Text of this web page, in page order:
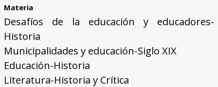
Materia
Desafíos de la educación y educadores-
Historia
Municipalidades y educación-Siglo XIX
Educación-Historia
Literatura-Historia y Crítica